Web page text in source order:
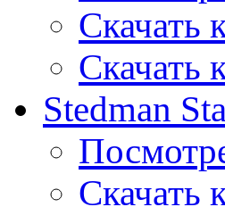
Скачать
Скачать
Stedman
Скачать